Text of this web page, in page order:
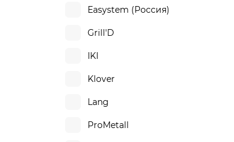
Easystem (Россия)
Grill'D
IKI
Klover
Lang
ProMetall